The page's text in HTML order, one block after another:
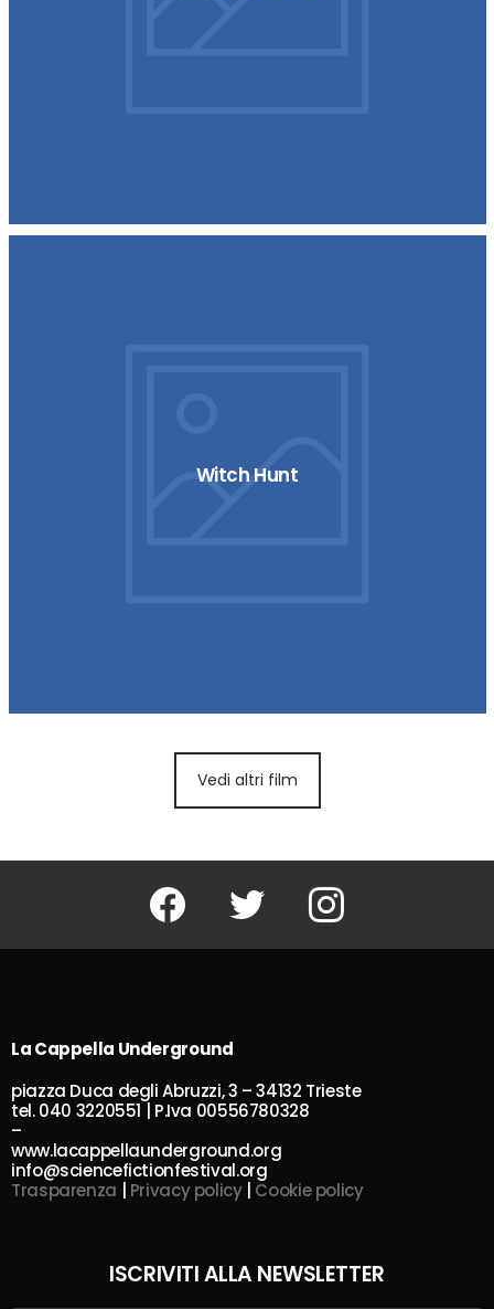
Witch Hunt
Vedi altri film
Facebook Twitter Instagram
La Cappella Underground
piazza Duca degli Abruzzi, 3 – 34132 Trieste
tel. 040 3220551 | P.Iva 00556780328
–
www.lacappellaunderground.org
info@sciencefictionfestival.org
Trasparenza | Privacy policy| Cookie policy
ISCRIVITI ALLA NEWSLETTER